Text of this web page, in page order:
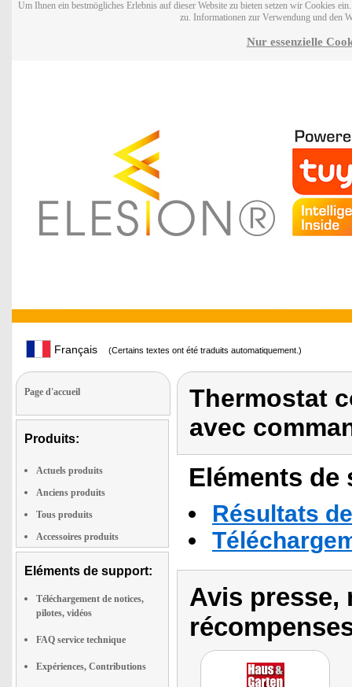
Um Ihnen ein bestmögliches Erlebnis auf dieser Website zu bieten setzen wir Cookies
zu. Informationen zur Verwendung und den
Nur essenzielle
Français (Certains textes ont été traduits automatiquement.)
Page d'accueil
Produits:
Actuels produits
Anciens produits
Tous produits
Accessoires produits
Eléments de support:
Téléchargement de notices,
pilotes, vidéos
FAQ service technique
Expériences, Contributions
Thermostat
avec
Eléments
Résultats
Avis presse,